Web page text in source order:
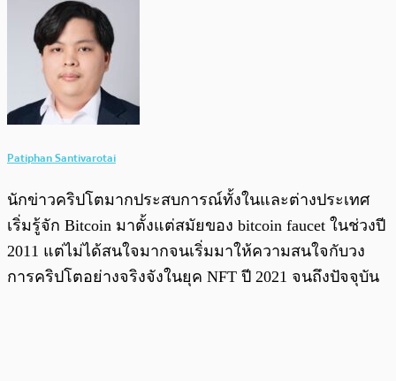
Patiphan Santivarotai
นักข่าวคริปโตมากประสบการณ์ทั้งในและต่างประเทศ
เริ่มรู้จัก Bitcoin มาตั้งแต่สมัยของ bitcoin faucet ในช่วงปี
2011 แต่ไม่ได้สนใจมากจนเริ่มมาให้ความสนใจกับวง
การคริปโตอย่างจริงจังในยุค NFT ปี 2021 จนถึงปัจจุบัน